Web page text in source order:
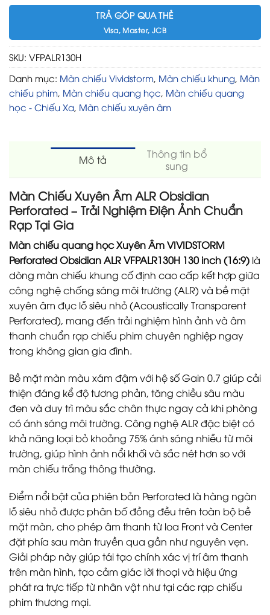
TRẢ GÓP QUA THẺ
Visa, Master, JCB
SKU: VFPALR130H
Danh mục: Màn chiếu Vividstorm Màn chiếu khung Màn
chiếu phim Màn chiếu quang học Màn chiếu quang
học - Chiếu Xa Màn chiếu xuyên âm
Mô tả
Thông tin bổ
sung
Màn Chiếu Xuyên Âm ALR Obsidian
Perforated – Trải Nghiệm Điện Ảnh Chuẩn
Rạp Tại Gia
Màn chiếu quang học Xuyên Âm VIVIDSTORM
Perforated Obsidian ALR VFPALR130H 130 inch (16:9) là
dòng màn chiếu khung cố định cao cấp kết hợp giữa
công nghệ chống sáng môi trường (ALR) và bề mặt
xuyên âm đục lỗ siêu nhỏ (Acoustically Transparent
Perforated), mang đến trải nghiệm hình ảnh và âm
thanh chuẩn rạp chiếu phim chuyên nghiệp ngay
trong không gian gia đình.
Bề mặt màn màu xám đậm với hệ số Gain 0.7 giúp cải
thiện đáng kể độ tương phản, tăng chiều sâu màu
đen và duy trì màu sắc chân thực ngay cả khi phòng
có ánh sáng môi trường. Công nghệ ALR đặc biệt có
khả năng loại bỏ khoảng 75% ánh sáng nhiễu từ môi
trường, giúp hình ảnh nổi khối và sắc nét hơn so với
màn chiếu trắng thông thường.
Điểm nổi bật của phiên bản Perforated là hàng ngàn
lỗ siêu nhỏ được phân bố đồng đều trên toàn bộ bề
mặt màn, cho phép âm thanh từ loa Front và Center
đặt phía sau màn truyền qua gần như nguyên vẹn.
Giải pháp này giúp tái tạo chính xác vị trí âm thanh
trên màn hình, tạo cảm giác lời thoại và hiệu ứng
phát ra trực tiếp từ nhân vật như tại các rạp chiếu
phim thương mại.